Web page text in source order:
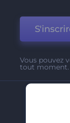
Vous pouvez
tout moment.